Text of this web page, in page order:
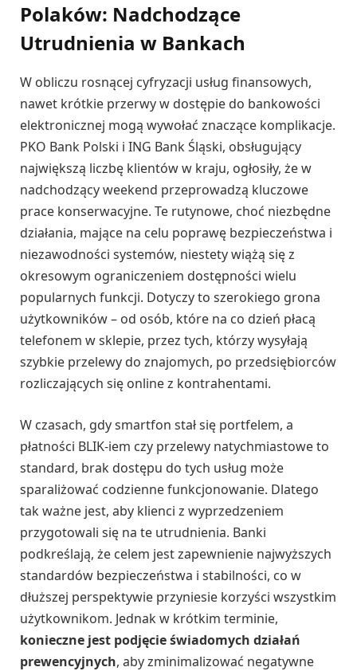
Polaków: Nadchodzące
Utrudnienia w Bankach
W obliczu rosnącej cyfryzacji usług finansowych,
nawet krótkie przerwy w dostępie do bankowości
elektronicznej mogą wywołać znaczące komplikacje.
PKO Bank Polski i ING Bank Śląski, obsługujący
największą liczbę klientów w kraju, ogłosiły, że w
nadchodzący weekend przeprowadzą kluczowe
prace konserwacyjne. Te rutynowe, choć niezbędne
działania, mające na celu poprawę bezpieczeństwa i
niezawodności systemów, niestety wiążą się z
okresowym ograniczeniem dostępności wielu
popularnych funkcji. Dotyczy to szerokiego grona
użytkowników – od osób, które na co dzień płacą
telefonem w sklepie, przez tych, którzy wysyłają
szybkie przelewy do znajomych, po przedsiębiorców
rozliczających się online z kontrahentami.
W czasach, gdy smartfon stał się portfelem, a
płatności BLIK-iem czy przelewy natychmiastowe to
standard, brak dostępu do tych usług może
sparaliżować codzienne funkcjonowanie. Dlatego
tak ważne jest, aby klienci z wyprzedzeniem
przygotowali się na te utrudnienia. Banki
podkreślają, że celem jest zapewnienie najwyższych
standardów bezpieczeństwa i stabilności, co w
dłuższej perspektywie przyniesie korzyści wszystkim
użytkownikom. Jednak w krótkim terminie,
konieczne jest podjęcie świadomych działań
prewencyjnych, aby zminimalizować negatywne